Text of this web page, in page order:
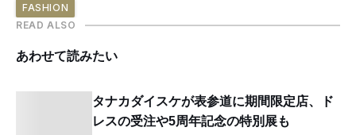
FASHION
READ ALSO
あわせて読みたい
タナカダイスケが表参道に期間限定店、ド
レスの受注や5周年記念の特別展も